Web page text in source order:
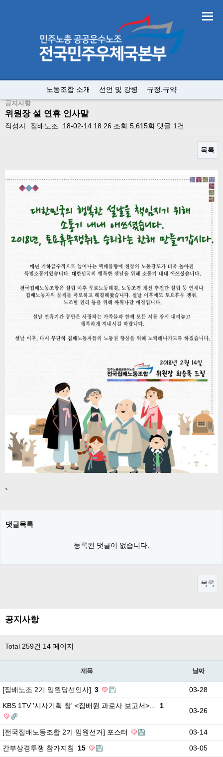
노동조합 소개 선언 및 강령 규정.규약
공지사항
위원장 설 연휴 인사말
작성자 집배노조 18-02-14 18:26 조회 5,615회 댓글 1건
목록
`
댓글목록
등록된 댓글이 없습니다.
목록
공지사항
Total 259건 14 페이지
제목 날짜
[집배노조 2기 임원당선인사] 3
03-28
KBS 1TV '시사기획 창' <집배원 과로사 보고서>…
1
03-26
[전국집배노동조합 2기 임원선거] 포스터
03-14
간부상경투쟁 참가지침
15
03-05